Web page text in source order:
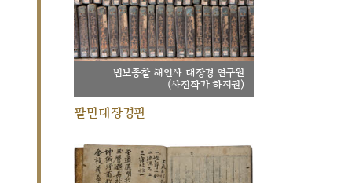
법보종찰 해인사 대장경 연구원
(사진작가 하지권)
팔만대장경판